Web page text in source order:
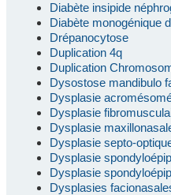
Diabète insipide
Diabète monogénique
Drépanocytose
Duplication 4q
Duplication
Dysostose mandibulo
Dysplasie
Dysplasie
Dysplasie
Dysplasie septo-
Dysplasie
Dysplasie
Dysplasies